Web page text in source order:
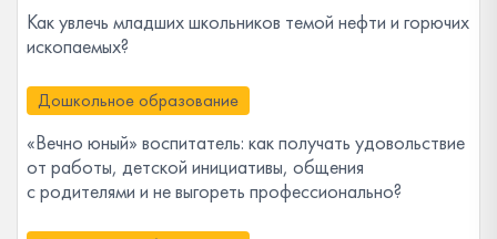
Как увлечь младших школьников темой нефти и горючих
ископаемых?
Дошкольное образование
«Вечно юный» воспитатель: как получать удовольствие
от работы, детской инициативы, общения
с родителями и не выгореть профессионально?